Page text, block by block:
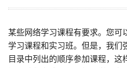
某些网络学习课程有要求。您可
学习课程和实习班。但是，我们
目录中列出的顺序参加课程，这